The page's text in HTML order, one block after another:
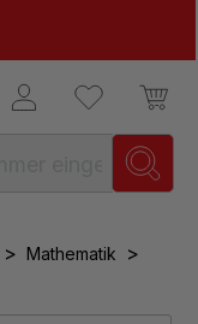
> Mathematik >